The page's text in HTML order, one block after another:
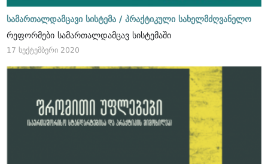
სამართალდამცავი სისტემა / პრაქტიკული სახელმძღვანელო
რეფორმები სამართალდამცავ სისტემაში
17 სექტემბერი 2020